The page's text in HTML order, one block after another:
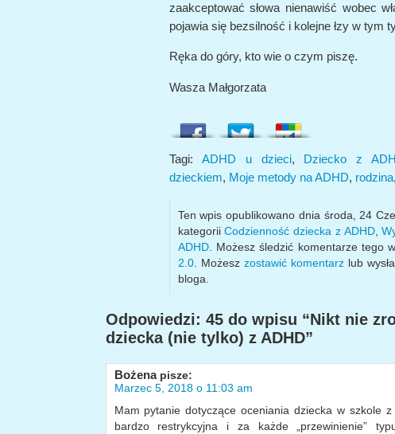
zaakceptować słowa nienawiść wobec
pojawia się bezsilność i kolejne łzy w tym
Ręka do góry, kto wie o czym piszę.
Wasza Małgorzata
Tagi:ADHD u dzieci, Dziecko z
dzieckiem, Moje metody na ADHD, rodzina,
Ten wpis opublikowano dnia środa, 24
kategoriiCodzienność dziecka z ADHD,
ADHD. Możesz śledzić komentarze tego
2.0. Możesz zostawić komentarzlub
bloga.
Odpowiedzi: 45 do wpisu “Nikt nie
dziecka (nie tylko) z ADHD”
Bożena pisze:
Marzec 5, 2018 o 11:03 am
Mam pytanie dotyczące oceniania dziecka w szkole z
bardzo restrykcyjna i za każde „przewinienie”